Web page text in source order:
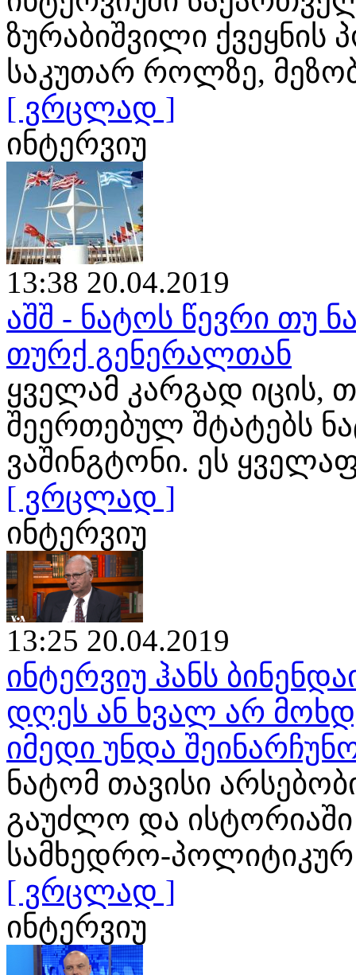
ზურაბიშვილი ქვეყნის
საკუთარ როლზე,
[ ვრცლად ]
ინტერვიუ
13:38 20.04.2019
აშშ - ნატოს წევრი თუ
თურქ გენერალთან
ყველამ კარგად იცის,
შეერთებულ შტატებს
ვაშინგტონი. ეს
[ ვრცლად ]
ინტერვიუ
13:25 20.04.2019
ინტერვიუ ჰანს
დღეს ან ხვალ არ
იმედი უნდა
ნატომ თავისი
გაუძლო და
სამხედრო-
[ ვრცლად ]
ინტერვიუ